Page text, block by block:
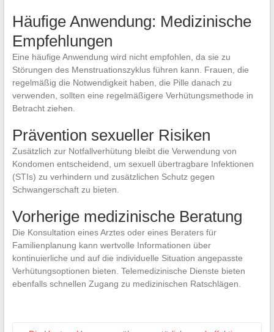
Häufige Anwendung: Medizinische
Empfehlungen
Eine häufige Anwendung wird nicht empfohlen, da sie zu
Störungen des Menstruationszyklus führen kann. Frauen, die
regelmäßig die Notwendigkeit haben, die Pille danach zu
verwenden, sollten eine regelmäßigere Verhütungsmethode in
Betracht ziehen.
Prävention sexueller Risiken
Zusätzlich zur Notfallverhütung bleibt die Verwendung von
Kondomen entscheidend, um sexuell übertragbare Infektionen
(STIs) zu verhindern und zusätzlichen Schutz gegen
Schwangerschaft zu bieten.
Vorherige medizinische Beratung
Die Konsultation eines Arztes oder eines Beraters für
Familienplanung kann wertvolle Informationen über
kontinuierliche und auf die individuelle Situation angepasste
Verhütungsoptionen bieten. Telemedizinische Dienste bieten
ebenfalls schnellen Zugang zu medizinischen Ratschlägen.